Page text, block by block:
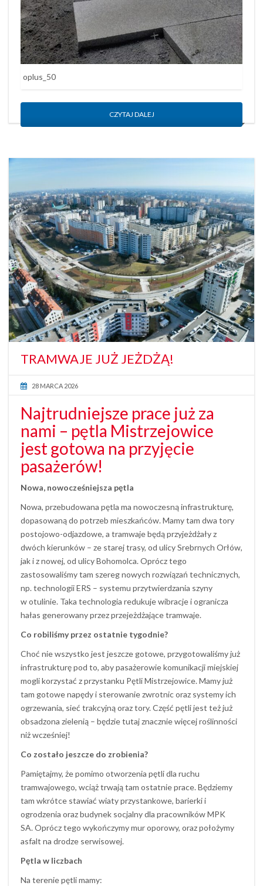
oplus_50
CZYTAJ DALEJ
TRAMWAJE JUŻ JEŻDŻĄ!
28 MARCA 2026
Najtrudniejsze prace już za
nami – pętla Mistrzejowice
jest gotowa na przyjęcie
pasażerów!
Nowa, nowocześniejsza pętla
Nowa, przebudowana pętla ma nowoczesną infrastrukturę,
dopasowaną do potrzeb mieszkańców. Mamy tam dwa tory
postojowo-odjazdowe, a tramwaje będą przyjeżdżały z
dwóch kierunków – ze starej trasy, od ulicy Srebrnych Orłów,
jak i z nowej, od ulicy Bohomolca. Oprócz tego
zastosowaliśmy tam szereg nowych rozwiązań technicznych,
np. technologii ERS – systemu przytwierdzania szyny
w otulinie. Taka technologia redukuje wibracje i ogranicza
hałas generowany przez przejeżdżające tramwaje.
Co robiliśmy przez ostatnie tygodnie?
Choć nie wszystko jest jeszcze gotowe, przygotowaliśmy już
infrastrukturę pod to, aby pasażerowie komunikacji miejskiej
mogli korzystać z przystanku Pętli Mistrzejowice. Mamy już
tam gotowe napędy i sterowanie zwrotnic oraz systemy ich
ogrzewania, sieć trakcyjną oraz tory. Część pętli jest też już
obsadzona zielenią – będzie tutaj znacznie więcej roślinności
niż wcześniej!
Co zostało jeszcze do zrobienia?
Pamiętajmy, że pomimo otworzenia pętli dla ruchu
tramwajowego, wciąż trwają tam ostatnie prace. Będziemy
tam wkrótce stawiać wiaty przystankowe, barierki i
ogrodzenia oraz budynek socjalny dla pracowników MPK
SA. Oprócz tego wykończymy mur oporowy, oraz położymy
asfalt na drodze serwisowej.
Pętla w liczbach
Na terenie pętli mamy: